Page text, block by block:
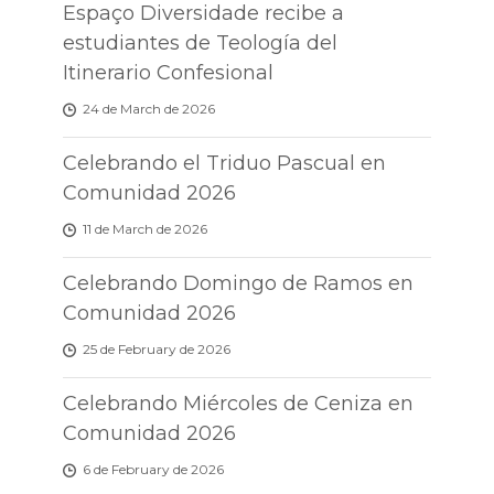
Espaço Diversidade recibe a
estudiantes de Teología del
Itinerario Confesional
24 de March de 2026
Celebrando el Triduo Pascual en
Comunidad 2026
11 de March de 2026
Celebrando Domingo de Ramos en
Comunidad 2026
25 de February de 2026
Celebrando Miércoles de Ceniza en
Comunidad 2026
6 de February de 2026